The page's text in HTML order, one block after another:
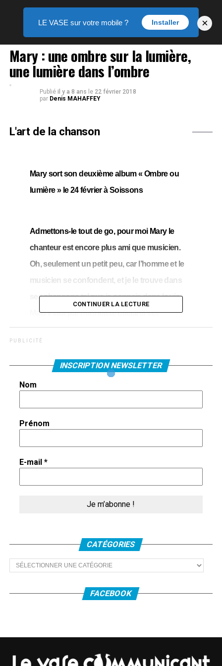
MUSIQUE
Mary : une ombre sur la lumière,
une lumière dans l’ombre
Publié il y a 8 ans le 22 février 2018
par Denis MAHAFFEY
L'art de la chanson
Mary sort son deuxième album « Ombre ou
lumière » le 24 février à Soissons
Admettons-le tout de go, pour moi Mary le
chanteur est encore plus ami que musicien.
Oh, seulement un petit peu, car l’homme et le
musicien se confondent, et je le trouve dans
ses chansons tel que je connais dans la vie.
Mais il faut par honnêteté déclarer cet
« intérêt », avouer que pour moi il est Jean-
ses nouvelles chansons est nuancé par le fait
d’avoir été témoin du long chemin qu’il a
musique.
commençant par les idées et brouillons qui
changer du tout au tout après avoir composé
répit. L’inspiration pour« Quand tu nais
vient d’une phrase aperçue sur une
n’étais rien, quand tu nais t’es rien », . Le
dernier couplet, où on passe de la naissance à
CONTINUER LA LECTURE
P U B L I C I T É
INSCRIPTION NEWSLETTER
Nom
Prénom
E-mail *
CATÉGORIES
Catégories
FACEBOOK
LE VASE sur votre mobile ? Installer ×